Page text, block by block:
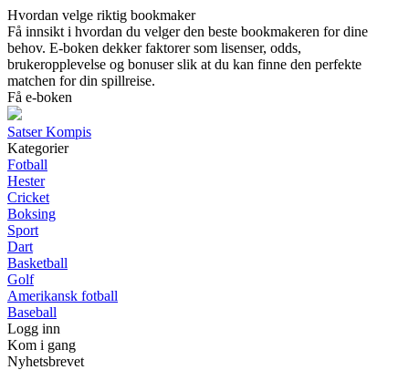
Hvordan velge riktig bookmaker
Få innsikt i hvordan du velger den beste bookmakeren for dine
behov. E-boken dekker faktorer som lisenser, odds,
brukeropplevelse og bonuser slik at du kan finne den perfekte
matchen for din spillreise.
Få e-boken
Satser Kompis
Kategorier
Fotball
Hester
Cricket
Boksing
Sport
Dart
Basketball
Golf
Amerikansk fotball
Baseball
Logg inn
Kom i gang
Nyhetsbrevet